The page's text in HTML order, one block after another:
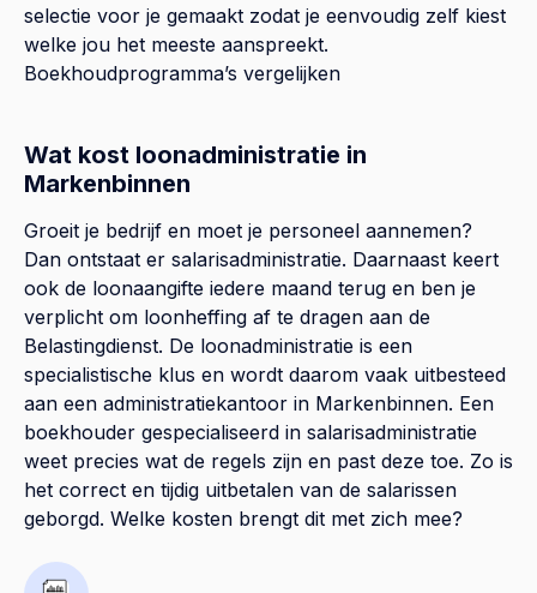
selectie voor je gemaakt zodat je eenvoudig zelf kiest
welke jou het meeste aanspreekt.
Boekhoudprogramma’s vergelijken
Wat kost loonadministratie in
Markenbinnen
Groeit je bedrijf en moet je personeel aannemen?
Dan ontstaat er salarisadministratie. Daarnaast keert
ook de loonaangifte iedere maand terug en ben je
verplicht om loonheffing af te dragen aan de
Belastingdienst. De loonadministratie is een
specialistische klus en wordt daarom vaak uitbesteed
aan een administratiekantoor in Markenbinnen. Een
boekhouder gespecialiseerd in salarisadministratie
weet precies wat de regels zijn en past deze toe. Zo is
het correct en tijdig uitbetalen van de salarissen
geborgd. Welke kosten brengt dit met zich mee?